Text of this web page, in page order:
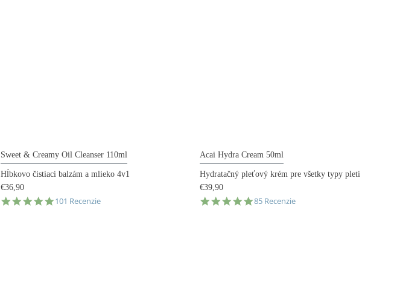
Sweet & Creamy Oil Cleanser 110ml
Hĺbkovo čistiaci balzám a mlieko 4v1
€36,90
4.9
101 Recenzie
Acai Hydra Cream 50ml
Hydratačný pleťový krém pre všetky typy pleti
€39,90
4.9
85 Recenzie